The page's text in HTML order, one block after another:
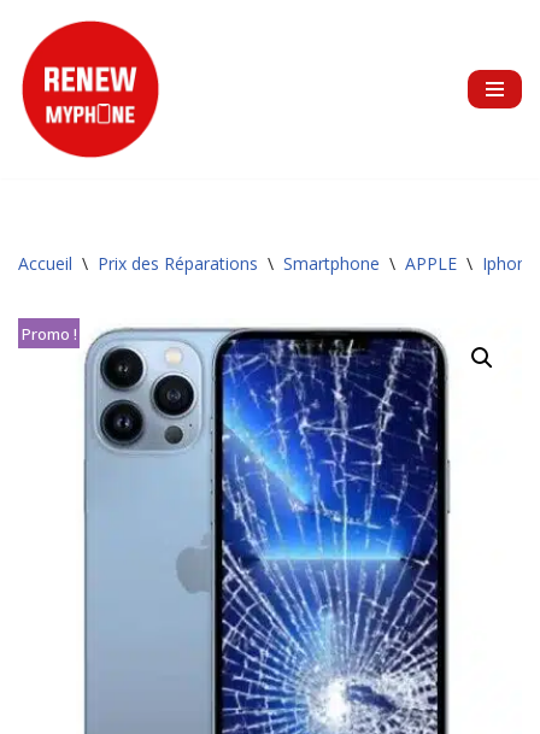
Aller
au
contenu
Accueil \ Prix des Réparations \ Smartphone \ APPLE \
Promo !